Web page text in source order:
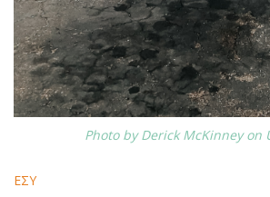
Photo by Derick McKinney on
ΕΣΥ